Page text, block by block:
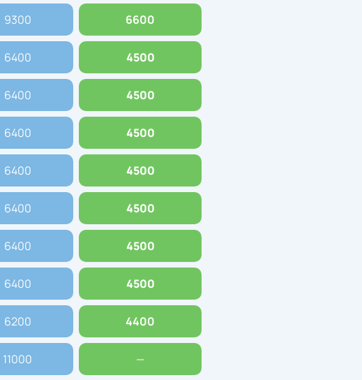
9300 6600
6400 4500
6400 4500
6400 4500
6400 4500
6400 4500
6400 4500
6400 4500
6200 4400
11000 —